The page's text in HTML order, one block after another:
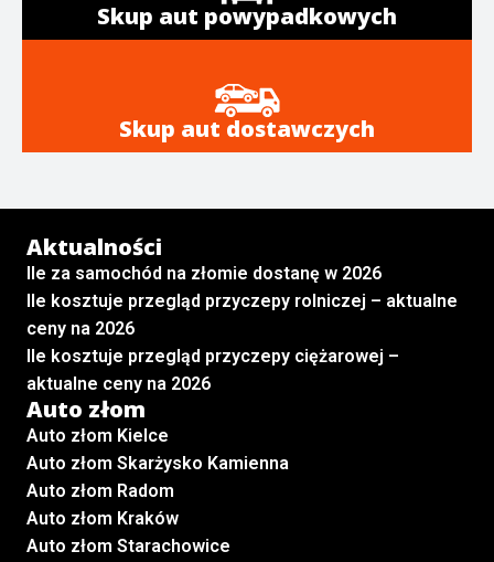
Skup aut powypadkowych
Skup aut dostawczych
Aktualności
Ile za samochód na złomie dostanę w 2026
Ile kosztuje przegląd przyczepy rolniczej – aktualne
ceny na 2026
Ile kosztuje przegląd przyczepy ciężarowej –
aktualne ceny na 2026
Auto złom
Auto złom Kielce
Auto złom Skarżysko Kamienna
Auto złom Radom
Auto złom Kraków
Auto złom Starachowice